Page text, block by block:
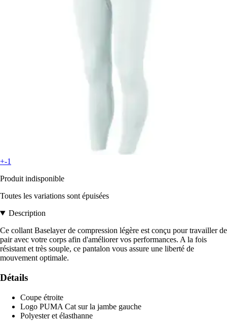
+-1
Produit indisponible
Toutes les variations sont épuisées
Description
Ce collant Baselayer de compression légère est conçu pour travailler de
pair avec votre corps afin d'améliorer vos performances. A la fois
résistant et très souple, ce pantalon vous assure une liberté de
mouvement optimale.
Détails
Coupe étroite
Logo PUMA Cat sur la jambe gauche
Polyester et élasthanne